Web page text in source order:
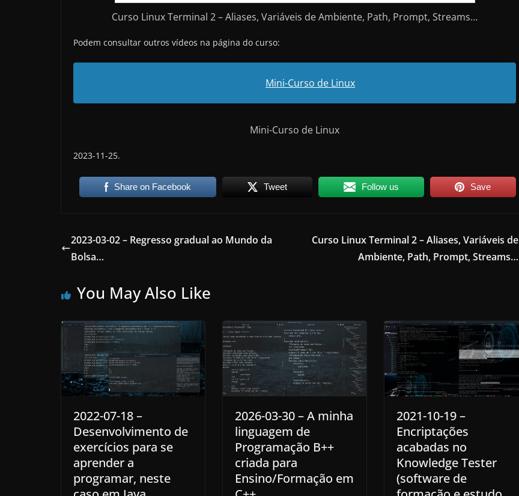
Curso Linux Terminal 2 – Aliases, Variáveis de Ambiente, Path, Prompt, Streams…
Podem consultar outros vídeos na página do curso:
Mini-Curso de Linux
Mini-Curso de Linux
2023-11-25.
Share on Facebook Tweet Follow us Save
2023-03-02 – Regresso gradual ao Mundo da
Bolsa…
Curso Linux Terminal 2 – Aliases, Variáveis de
Ambiente, Path, Prompt, Streams…
You May Also Like
2022-07-18 –
Desenvolvimento de
exercícios para se
aprender a
programar, neste
2026-03-30 – A minha
linguagem de
Programação B++
criada para
Ensino/Formação em
2021-10-19 –
Encriptações
acabadas no
Knowledge Tester
(software de